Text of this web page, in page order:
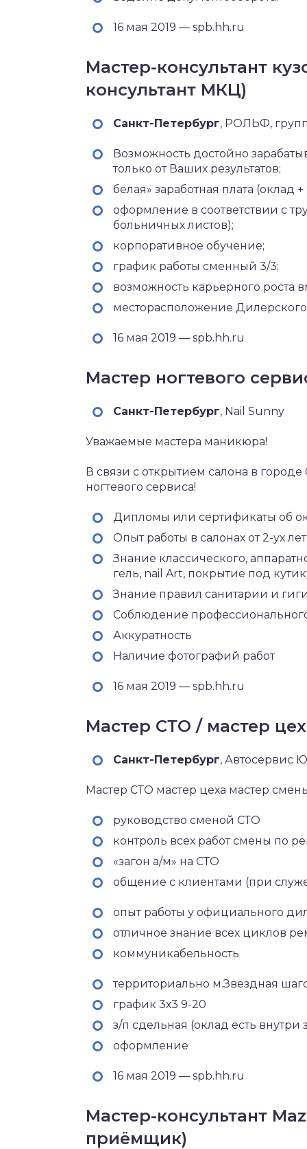
16 мая 2019 — spb.hh.ru
Мастер-консультант
консультант МКЦ)
Санкт-Петербург‎, РОЛЬФ,
Возможность достойно
только от Ваших результатов;
белая» заработная плата (оклад
оформление в соответствии с
больничных листов);
корпоративное обучение;
график работы сменный 3/3;
возможность карьерного роста
месторасположение
16 мая 2019 — spb.hh.ru
Мастер ногтевого
Санкт-Петербург‎, Nail Sunny
Уважаемые мастера маникюра!
В связи с открытием салона в
ногтевого сервиса!
Дипломы или сертификаты об
Опыт работы в салонах от 2-ух лет
Знание классического,
гель, nail Art, покрытие под
Знание правил санитарии и
Соблюдение
Аккуратность
Наличие фотографий работ
16 мая 2019 — spb.hh.ru
Мастер СТО / мастер
Санкт-Петербург‎, Автосервис
Мастер СТО мастер цеха мастер
руководство сменой СТО
контроль всех работ смены по
«загон а/м» на СТО
общение с клиентами (при
опыт работы у официального
отличное знание всех циклов
коммуникабельность
территориально м.Звездная
график 3х3 9-20
з/п сдельная (оклад есть внутри
оформление
16 мая 2019 — spb.hh.ru
Мастер-консультант
приёмщик)